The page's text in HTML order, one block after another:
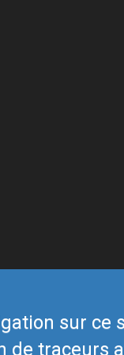
sur ce
de traceurs
Back to top